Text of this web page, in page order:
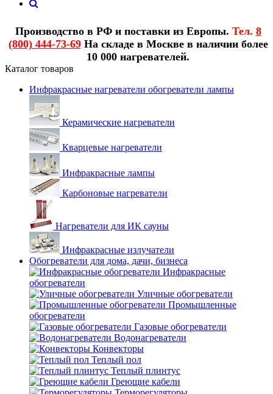
Производство в РФ и поставки из Европы. Тел. 8
(800) 444-73-69На складе в Москве в наличии более
10 000 нагревателей.
Каталог товаров
Инфракрасные нагреватели обогреватели лампы
Керамические нагреватели
Кварцевые нагреватели
Инфракрасные лампы
Карбоновые нагреватели
Нагреватели для ИК сауны
Инфракрасные излучатели
Обогреватели для дома, дачи, бизнеса
Инфракрасные
обогреватели
Уличные обогреватели
Промышленные
обогреватели
Газовые обогреватели
Водонагреватели
Конвекторы
Теплый пол
Теплый плинтус
Греющие кабели